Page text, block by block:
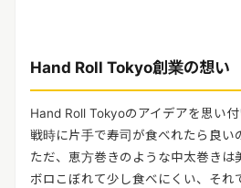
Hand Roll Tokyo創業の想い
Hand Roll Tokyoのアイデアを思い
戦時に片手で寿司が食べれたら良い
ただ、恵方巻きのような中太巻きは
ボロこぼれて少し食べにくい、それ